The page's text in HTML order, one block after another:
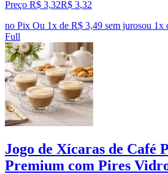
Preço R$ 3,32R$ 3,32
no Pix Ou 1x de R$ 3,49 sem jurosou 1x
Full
Jogo de Xícaras de Café
Premium com Pires